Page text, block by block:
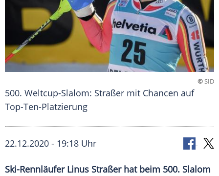
©SID
500. Weltcup-Slalom: Straßer mit Chancen auf
Top-Ten-Platzierung
22.12.2020 - 19:18 Uhr
Ski-Rennläufer Linus Straßer hat beim 500. Slalom